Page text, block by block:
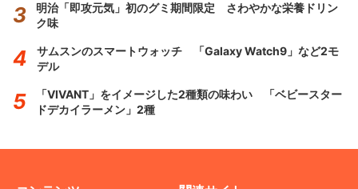
明治「即攻元気」初のグミ期間限定 さわやかな栄養ドリン
ク味
サムスンのスマートウォッチ 「Galaxy Watch9」など2モ
デル
「VIVANT」をイメージした2種類の味わい 「ベビースター
ドデカイラーメン」2種